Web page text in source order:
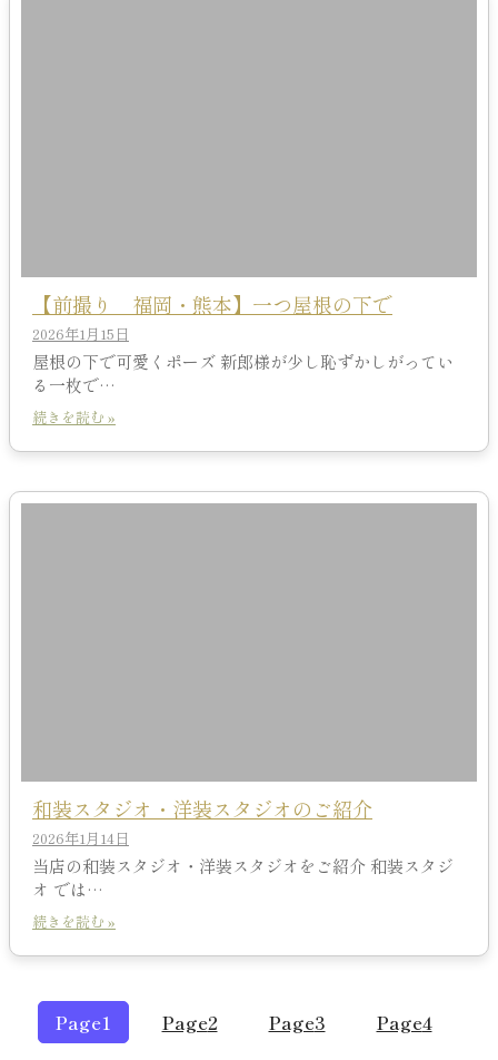
【前撮り 福岡・熊本】一つ屋根の下で
2026年1月15日
屋根の下で可愛くポーズ 新郎様が少し恥ずかしがってい
る一枚で…
続きを読む »
和装スタジオ・洋装スタジオのご紹介
2026年1月14日
当店の和装スタジオ・洋装スタジオをご紹介 和装スタジ
オ では…
続きを読む »
Page1 Page2 Page3 Page4